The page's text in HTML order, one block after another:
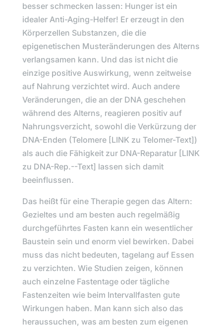
besser schmecken lassen: Hunger ist ein
idealer Anti-Aging-Helfer! Er erzeugt in den
Körperzellen Substanzen, die die
epigenetischen Musteränderungen des Alterns
verlangsamen kann. Und das ist nicht die
einzige positive Auswirkung, wenn zeitweise
auf Nahrung verzichtet wird. Auch andere
Veränderungen, die an der DNA geschehen
während des Alterns, reagieren positiv auf
Nahrungsverzicht, sowohl die Verkürzung der
DNA-Enden (Telomere [LINK zu Telomer-Text])
als auch die Fähigkeit zur DNA-Reparatur [LINK
zu DNA-Rep.--Text] lassen sich damit
beeinflussen.
Das heißt für eine Therapie gegen das Altern:
Gezieltes und am besten auch regelmäßig
durchgeführtes Fasten kann ein wesentlicher
Baustein sein und enorm viel bewirken. Dabei
muss das nicht bedeuten, tagelang auf Essen
zu verzichten. Wie Studien zeigen, können
auch einzelne Fastentage oder tägliche
Fastenzeiten wie beim Intervallfasten gute
Wirkungen haben. Man kann sich also das
heraussuchen, was am besten zum eigenen